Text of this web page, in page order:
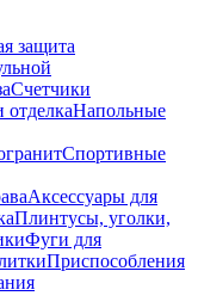
защита
Счетчики
отделкаНапольные
Спортивные
Аксессуары для
Плинтусы, уголки,
Фуги для
Приспособления